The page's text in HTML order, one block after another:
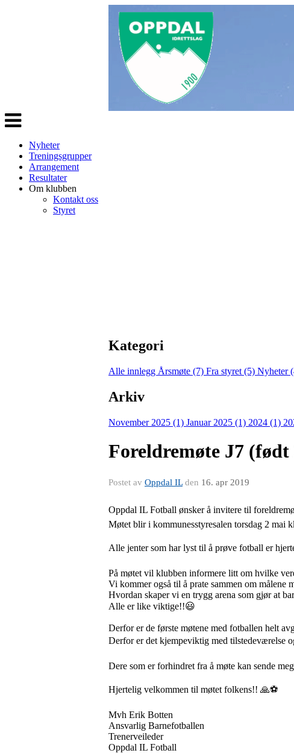
Veksle
navigasjon
Nyheter
Treningsgrupper
Arrangement
Resultater
Om klubben
Kontakt oss
Styret
Kategori
Alle innlegg Årsmøte (7) Fra styret (5) Nyheter
Arkiv
November 2025 (1) Januar 2025 (1) 2024 (1)
Foreldremøte J7 (født
Postet av Oppdal ILden 16. apr 2019
Oppdal IL Fotball ønsker å invitere til
Møtet blir i kommunesstyresalen torsdag 2 mai
Alle jenter som har lyst til å prøve fotball er
På møtet vil klubben informere litt om hvilke
Vi kommer også til å prate sammen om målene
Hvordan skaper vi en trygg arena som gjør at
Alle er like viktige!!😃
Derfor er de første møtene med fotballen helt
Derfor er det kjempeviktig med tilstedeværelse
Dere som er forhindret fra å møte kan sende
Hjertelig velkommen til møtet folkens!! 🙏⚽️
Mvh Erik Botten
Ansvarlig Barnefotballen
Trenerveileder
Oppdal IL Fotball